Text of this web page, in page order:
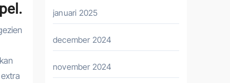
januari 2025
december 2024
november 2024